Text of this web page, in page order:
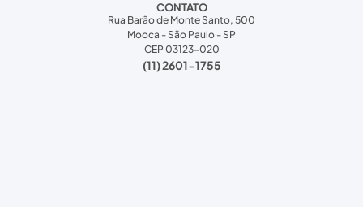
CONTATO
Rua Barão de Monte Santo, 500
Mooca - São Paulo - SP
CEP 03123-020
(11) 2601-1755